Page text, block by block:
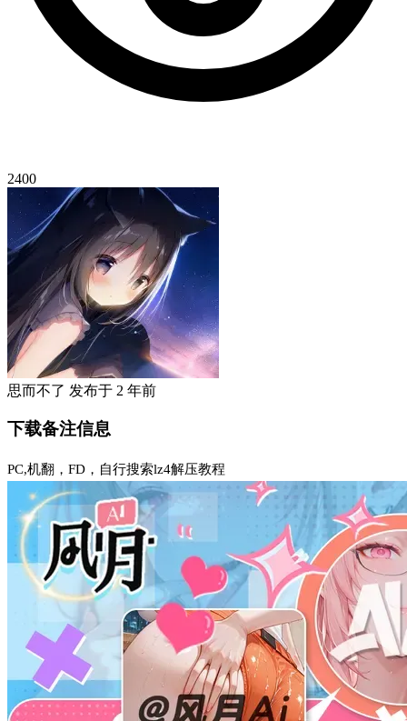
2400
思而不了 发布于 2 年前
下载备注信息
PC,机翻，FD，自行搜索lz4解压教程